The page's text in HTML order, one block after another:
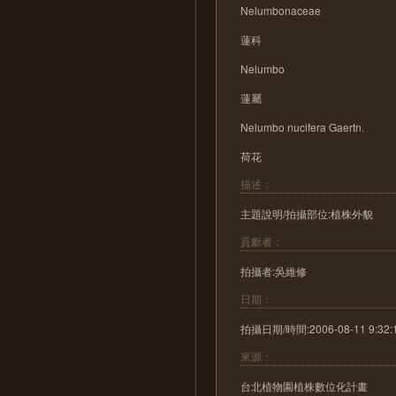
Nelumbonaceae
蓮科
Nelumbo
蓮屬
Nelumbo nucifera Gaertn.
荷花
描述：
主題說明/拍攝部位:植株外貌
貢獻者：
拍攝者:吳維修
日期：
拍攝日期/時間:2006-08-11
來源：
台北植物園植株數位化計畫